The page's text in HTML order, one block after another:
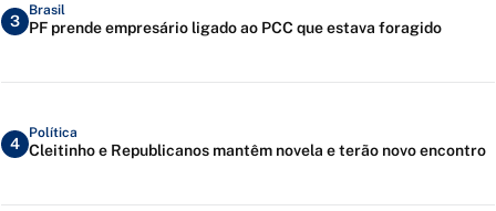
3
Brasil
PF prende empresário ligado ao PCC que estava foragido
4
Política
Cleitinho e Republicanos mantêm novela e terão novo encontro